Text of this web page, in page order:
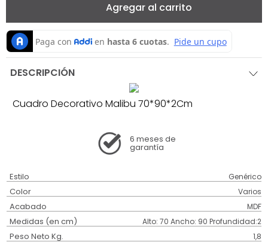
Agregar al carrito
DESCRIPCIÓN
Cuadro Decorativo Malibu 70*90*2Cm
6 meses de
garantía
Estilo Genérico
Color Varios
Acabado MDF
Medidas (en cm) Alto: 70 Ancho: 90 Profundidad:2
Peso Neto Kg. 1,8